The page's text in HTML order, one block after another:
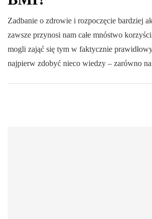
Zadbanie o zdrowie i rozpoczęcie bardziej
zawsze przynosi nam całe mnóstwo
mogli zająć się tym w faktycznie
najpierw zdobyć nieco wiedzy – zarówno